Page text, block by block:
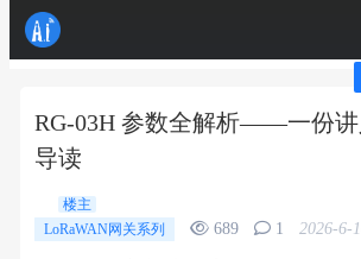
RG-03H 参数全解析——一份
导读
楼主
LoRaWAN网关系列
689 1 2026-6-